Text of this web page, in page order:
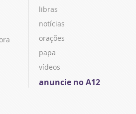
libras
notícias
orações
papa
vídeos
anuncie no A12